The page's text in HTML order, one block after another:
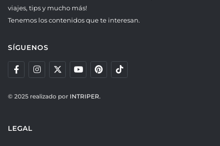
viajes, tips y mucho más!
Tenemos los contenidos que te interesan.
SÍGUENOS
© 2025 realizado por INTRIPER.
LEGAL